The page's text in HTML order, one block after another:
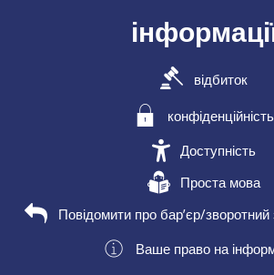
відбиток
конфіденційність
Доступність
Проста мова
Повідомити про бар’єр/зворотний
Ваше право на